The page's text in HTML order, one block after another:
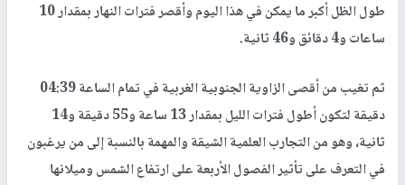
طول الظل أكبر ما يمكن في هذا اليوم وأقصر فترات النهار بمقدار 10
ساعات و4 دقائق و46 ثانية.
ثم تغيب من أقصى الزاوية الجنوبية الغربية في تمام الساعة 04:39
دقيقة لتكون أطول فترات الليل بمقدار 13 ساعة و55 دقيقة و14
ثانية، وهو من التجارب العلمية الشيقة والمهمة بالنسبة إلى من يرغبون
في التعرف على تأثير الفصول الأربعة على ارتفاع الشمس وميلانها